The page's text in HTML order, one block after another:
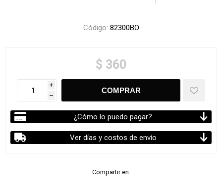
Código: 82300BO
$ 360
i
h
¿Cómo lo puedo pagar?
Ver días y costos de envío
Compartir en: